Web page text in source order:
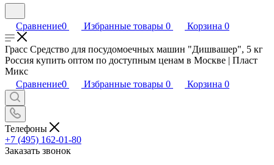
Сравнение0 Избранные товары 0 Корзина 0
Грасс Средство для посудомоечных машин "Дишвашер", 5 кг
Россия купить оптом по доступным ценам в Москве | Пласт
Микс
Сравнение0 Избранные товары 0 Корзина 0
Телефоны
+7 (495) 162-01-80
Заказать звонок